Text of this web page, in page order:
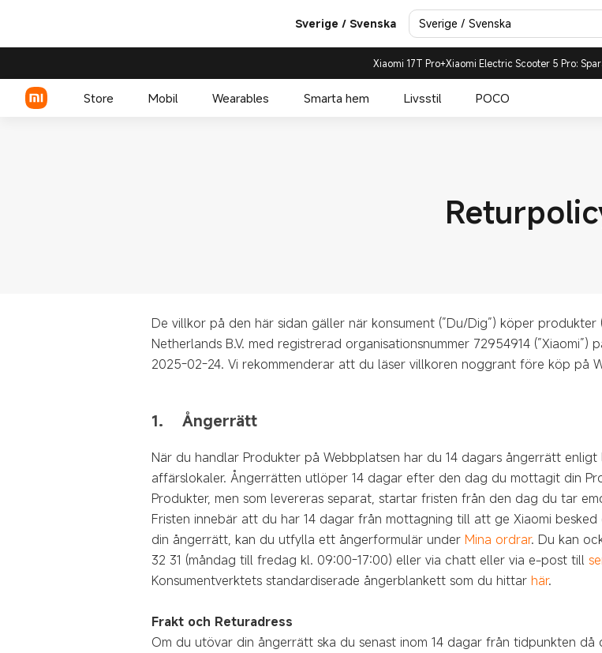
Sverige / Svenska Sverige / Svenska
Xiaomi 17T Pro+Xiaomi Electric Scooter 5 Pro:
Store Mobil Wearables Smarta hem Livsstil POCO
De villkor på den här sidan gäller när konsument (”Du/Dig”) köper
Netherlands B.V. med registrerad organisationsnummer 72954914
2025-02-24. Vi rekommenderar att du läser villkoren noggrant före köp på
1. Ångerrätt
När du handlar Produkter på Webbplatsen har du 14 dagars ångerrätt
affärslokaler. Ångerrätten utlöper 14 dagar efter den dag du mottagit din
Produkter, men som levereras separat, startar fristen från den dag du tar
Fristen innebär att du har 14 dagar från mottagning till att ge Xiaomi
din ångerrätt, kan du utfylla ett ångerformulär under Mina ordrar. Du kan
32 31 (måndag till fredag kl. 09:00-17:00) eller via chatt eller via e-post till
Konsumentverktets standardiserade ångerblankett som du hittar här.
Frakt och Returadress
Om du utövar din ångerrätt ska du senast inom 14 dagar från tidpunkten